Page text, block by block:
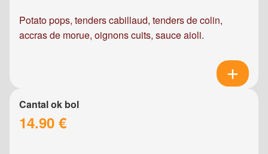
Potato pops, tenders cabillaud, tenders de colin,
accras de morue, oignons cuits, sauce aioli.
Cantal ok bol
14.90 €